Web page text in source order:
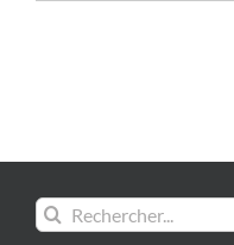
Rechercher: